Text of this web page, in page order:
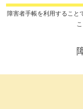
障害者手帳を利用すること